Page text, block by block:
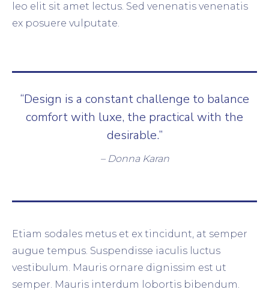
leo elit sit amet lectus. Sed venenatis venenatis
ex posuere vulputate.
“Design is a constant challenge to balance
comfort with luxe, the practical with the
desirable.”
– Donna Karan
Etiam sodales metus et ex tincidunt, at semper
augue tempus. Suspendisse iaculis luctus
vestibulum. Mauris ornare dignissim est ut
semper. Mauris interdum lobortis bibendum.